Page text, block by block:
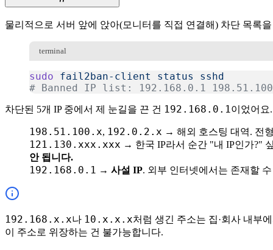
물리적으로 서버 앞에 앉아(모니터를 직접 연결해) 차단 목록
terminal
sudo fail2ban-client status
sshd
# Banned IP list: 192.168.0.1
차단된 5개 IP 중에서 제 눈길을 끈 건 192.168.0.1이었어요.
198.51.100.x, 192.0.2.x → 해외 호스팅 대역. 전
121.130.xxx.xxx → 한국 IP라서 순간 "내 IP인가?"
안 됩니다.
192.168.0.1 → 사설 IP. 외부 인터넷에서는 존재할
192.168.x.x나 10.x.x.x처럼 생긴 주소는 집·회사 내부
이 주소로 위장하는 건 불가능합니다.